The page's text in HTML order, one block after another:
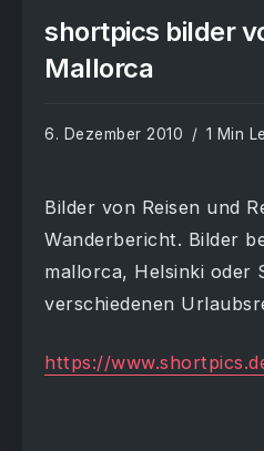
shortpics bilder
Mallorca
6. Dezember 2010 1 Min
Bilder von Reisen und
Wanderbericht. Bilder
mallorca, Helsinki oder
verschiedenen
https://